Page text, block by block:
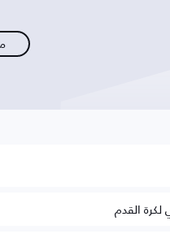
لكرة القدم